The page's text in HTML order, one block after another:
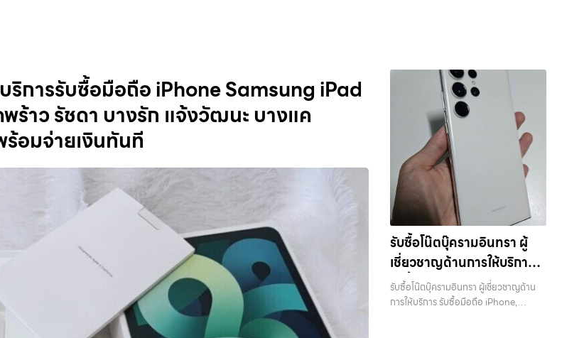
ริการรับซื้อมือถือ iPhone Samsung iPad
ร้าว รัชดา บางรัก แจ้งวัฒนะ บางแค
อมจ่ายเงินทันที
รับซื้อโน๊ตบุ๊ครามอินทรา ผู้
เชี่ยวชาญด้านการให้บริการ
รับซื้อมือถือ iPhone,
Samsung, ไอแพด แท็บเล็ต
รับซื้อโน๊ตบุ๊ครามอินทรา ผู้เชี่ยวชาญด้าน
การให้บริการ รับซื้อมือถือ iPhone,